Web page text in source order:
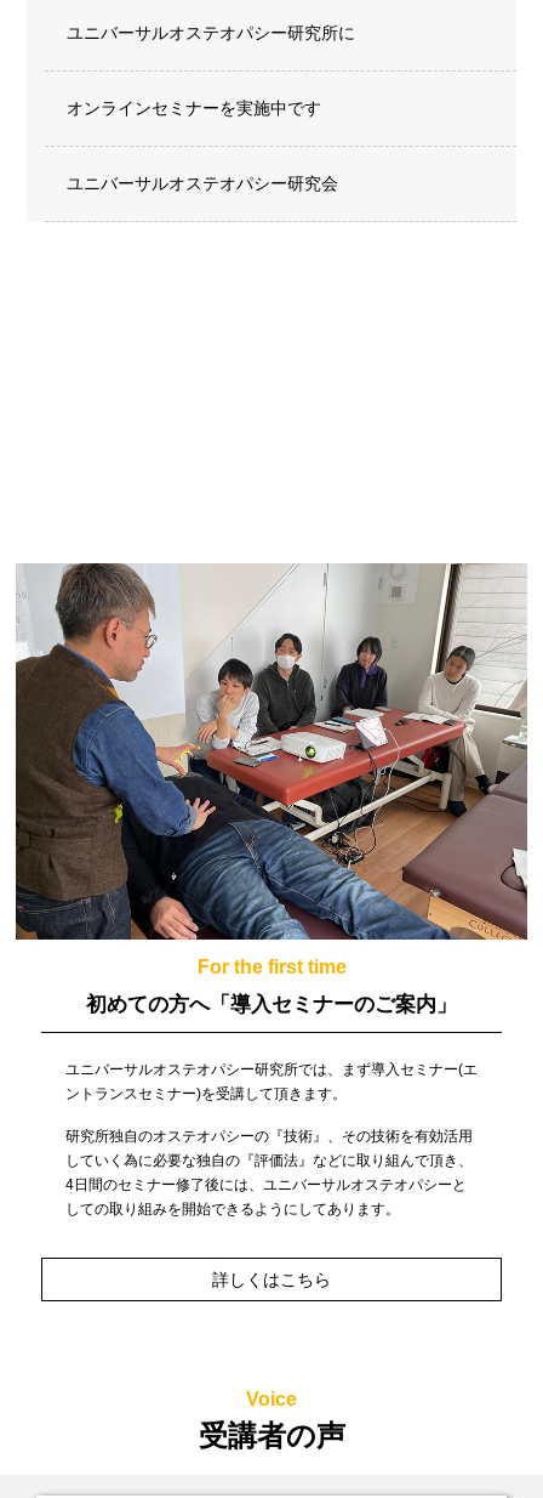
ユニバーサルオステオパシー研究所に
オンラインセミナーを実施中です
ユニバーサルオステオパシー研究会
For the first time
初めての方へ「導入セミナーのご案内」
ユニバーサルオステオパシー研究所では、まず導入セミナー(エ
ントランスセミナー)を受講して頂きます。
研究所独自のオステオパシーの『技術』、その技術を有効活用
していく為に必要な独自の『評価法』などに取り組んで頂き、
4日間のセミナー修了後には、ユニバーサルオステオパシーと
しての取り組みを開始できるようにしてあります。
詳しくはこちら
Voice
受講者の声